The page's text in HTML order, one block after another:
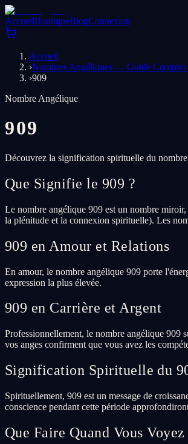
AccueilBoutiqueBlogConnexion
Accueil
›Nombres Angéliques — Guide
›909
Nombre Angélique
909
Découvrez la signification spirituelle du
Que Signifie le 909 ?
Le nombre angélique 909 est un nombre
la plénitude et la connexion spirituelle). Les
909 en Amour et Relations
En amour, le nombre angélique 909 porte
expression la plus élevée.
909 en Carrière et Argent
Professionnellement, le nombre angélique 909
vos anges confirment que vous avez les
Signification Spirituelle du
Spirituellement, 909 est un message de
conscience pendant cette période
Que Faire Quand Vous Voyez